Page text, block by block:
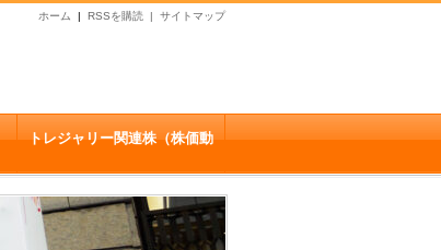
サイトマップ
RSSを購読 |
ホーム |
トレジャリー関連株（株価動